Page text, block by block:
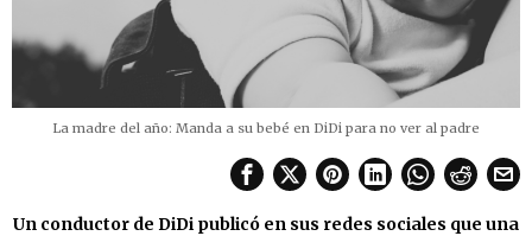
La madre del año: Manda a su bebé en DiDi para no ver al padre
Un conductor de DiDi publicó en sus redes sociales que una